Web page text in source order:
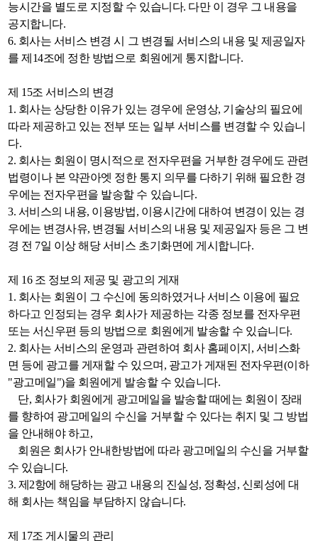
능시간을 별도로 지정할 수 있습니다. 다만 이 경우 그 내용을
공지합니다.
6. 회사는 서비스 변경 시 그 변경될 서비스의 내용 및 제공일자
를 제14조에 정한 방법으로 회원에게 통지합니다.
제 15조 서비스의 변경
1. 회사는 상당한 이유가 있는 경우에 운영상, 기술상의 필요에
따라 제공하고 있는 전부 또는 일부 서비스를 변경할 수 있습니
다.
2. 회사는 회원이 명시적으로 전자우편을 거부한 경우에도 관련
법령이나 본 약관아엣 정한 통지 의무를 다하기 위해 필요한 경
우에는 전자우편을 발송할 수 있습니다.
3. 서비스의 내용, 이용방법, 이용시간에 대하여 변경이 있는 경
우에는 변경사유, 변경될 서비스의 내용 및 제공일자 등은 그 변
경 전 7일 이상 해당 서비스 초기화면에 게시합니다.
제 16 조 정보의 제공 및 광고의 게재
1. 회사는 회원이 그 수신에 동의하였거나 서비스 이용에 필요
하다고 인정되는 경우 회사가 제공하는 각종 정보를 전자우편
또는 서신우편 등의 방법으로 회원에게 발송할 수 있습니다.
2. 회사는 서비스의 운영과 관련하여 회사 홈페이지, 서비스화
면 등에 광고를 게재할 수 있으며, 광고가 게재된 전자우편(이하
"광고메일")을 회원에게 발송할 수 있습니다.
단, 회사가 회원에게 광고메일을 발송할 때에는 회원이 장래
를 향하여 광고메일의 수신을 거부할 수 있다는 취지 및 그 방법
을 안내해야 하고,
회원은 회사가 안내한방법에 따라 광고메일의 수신을 거부할
수 있습니다.
3. 제2항에 해당하는 광고 내용의 진실성, 정확성, 신뢰성에 대
해 회사는 책임을 부담하지 않습니다.
제 17조 게시물의 관리